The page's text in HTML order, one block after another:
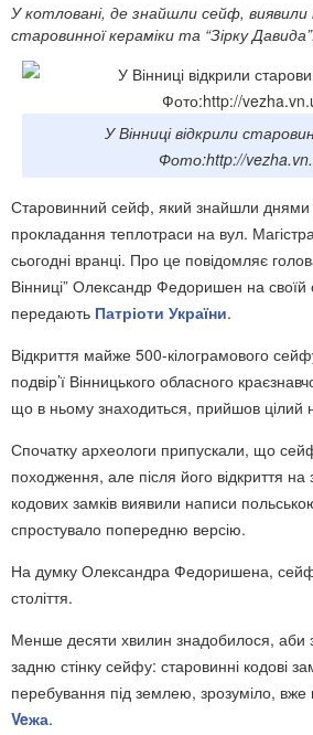
У котловані, де знайшли сейф,
старовинної кераміки та “Зірку Давида”.
У Вінниці відкрили
Фото:http://
Старовинний сейф, який знайшли днями
прокладання теплотраси на вул.
сьогодні вранці. Про це повідомляє
Вінниці” Олександр Федоришен на своїй
передають Патріоти України.
Відкриття майже 500-кілограмового
подвір’ї Вінницького обласного
що в ньому знаходиться, прийшов цілий
Спочатку археологи припускали, що
походження, але після його відкриття на
кодових замків виявили написи
спростувало попередню версію.
На думку Олександра Федоришена,
століття.
Менше десяти хвилин знадобилося, аби
задню стінку сейфу: старовинні кодові
перебування під землею, зрозуміло,
Veжа.